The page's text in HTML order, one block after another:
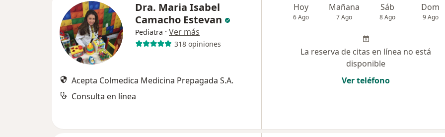
Dra. Maria Isabel
Camacho Estevan
Pediatra · Ver más
318 opiniones
Acepta Colmedica Medicina Prepagada S.A.
Consulta en línea
Hoy
6 Ago
Mañana
7 Ago
Sáb
8 Ago
Dom
9 Ago
La reserva de citas en línea no está
disponible
Ver teléfono